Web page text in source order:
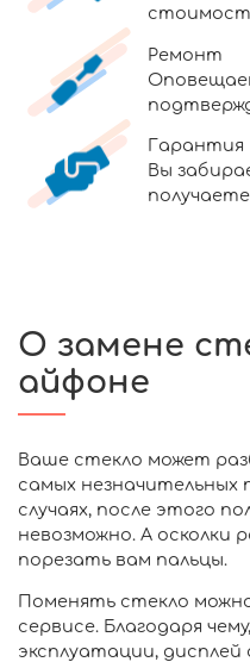
Ремонт
Гарантия
Вы
О замене
айфоне
Ваше стекло может
самых незначительных
случаях, после этого
невозможно. А осколки
порезать вам пальцы.
Поменять стекло
сервисе. Благодаря
эксплуатации,